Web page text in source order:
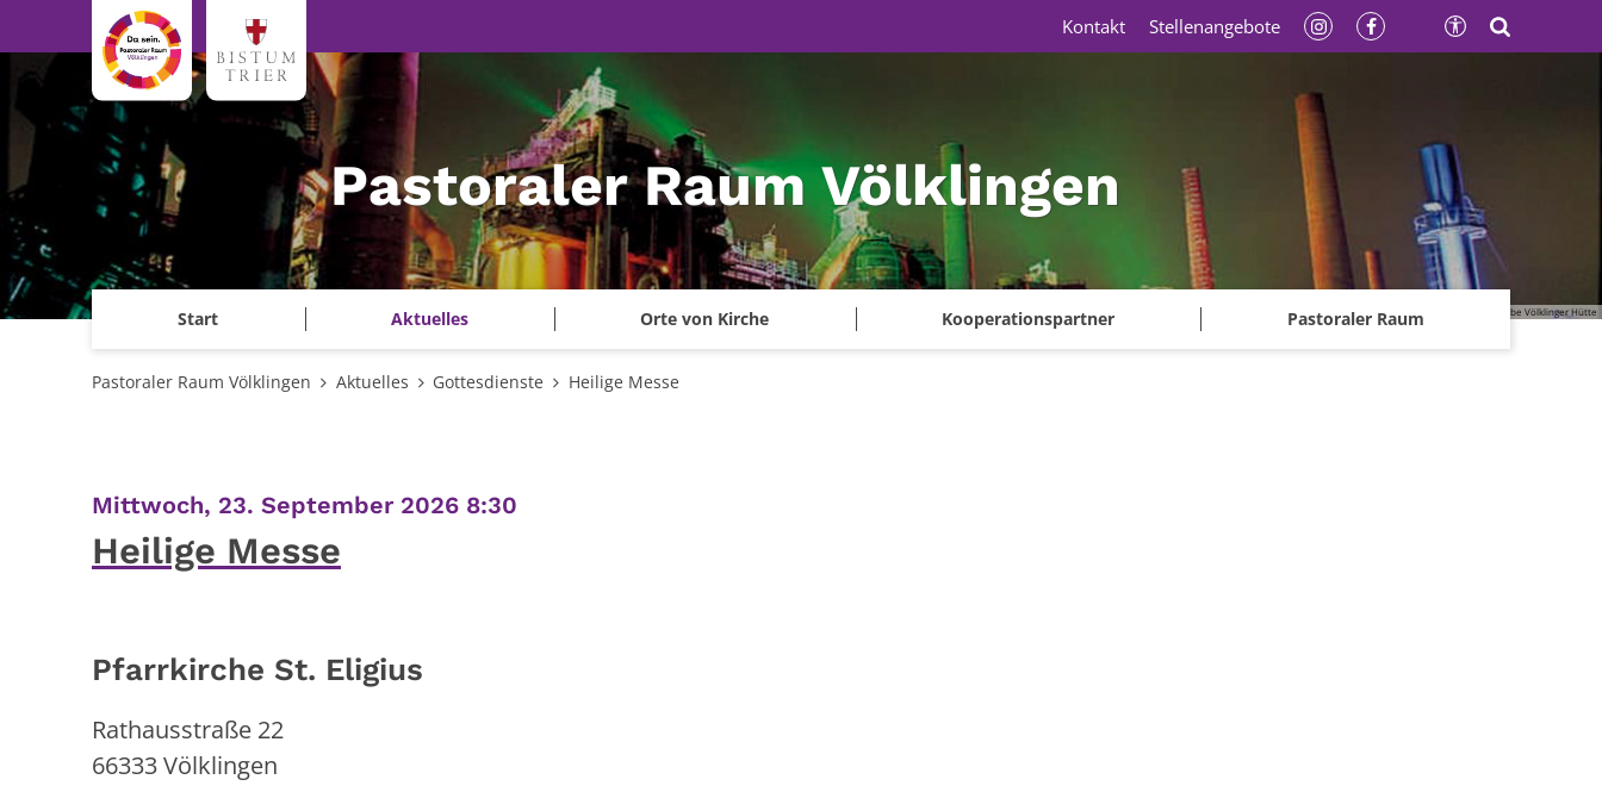
Zum Inhalt springen
© Gerhard Kassner - Weltkulturerbe Völklinger Hütte
Pastoraler Raum Völklingen
Start Aktuelles Orte von Kirche Kooperationspartner Pastoraler Raum
Kontakt Stellenangebote
Pastoraler Raum Völklingen Aktuelles Gottesdienste Heilige Messe
Mittwoch, 23. September 2026 8:30
Heilige Messe
Pfarrkirche St. Eligius
Rathausstraße 22
66333Völklingen